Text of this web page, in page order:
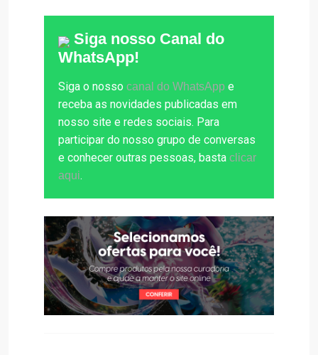
Siga nosso Canal do
WhatsApp!
Siga o nosso canal do WhatsApp e
receba as novidades publicadas em
nosso site e redes sociais. Para
participar do nosso grupo de conversas
e conhecer outras pessoas, basta clicar
aqui.